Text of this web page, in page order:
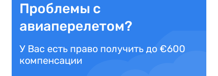
Проблемы с
авиаперелетом?
У Вас есть право получить до €600
компенсации